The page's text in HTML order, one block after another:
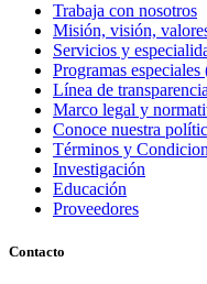
Trabaja con nosotros
Misión, visión,
Servicios y
Programas
Línea de transparencia
Marco legal y
Conoce nuestra
Términos y
Investigación
Educación
Proveedores
Contacto